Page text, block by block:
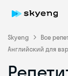
Skyeng Все
Английский для